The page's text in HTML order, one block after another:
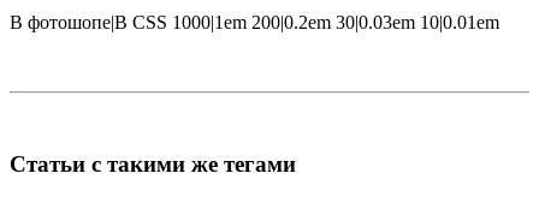
В фотошопе|В CSS 1000|1em 200|0.2em 30|0.03em 10|0.01em
Статьи с такими же тегами